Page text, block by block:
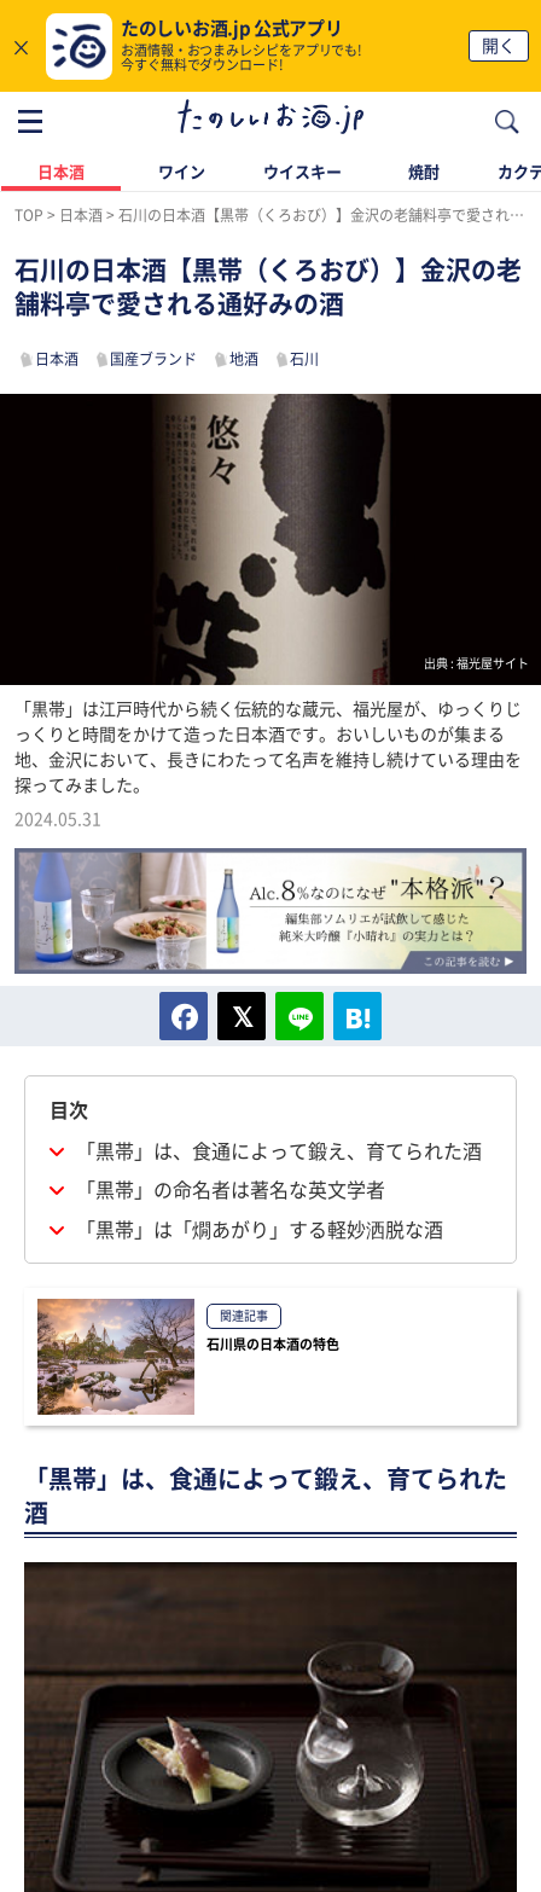
×
たのしいお酒.jp 公式アプリ
お酒情報・おつまみレシピをアプリでも!
今すぐ無料でダウンロード!
開く
日本酒 ワイン ウイスキー 焼酎 カク
TOP 日本酒 石川の日本酒【黒帯（くろおび）】金沢の老舗料亭で愛される通好みの酒
石川の日本酒【黒帯（くろおび）】金沢の老
舗料亭で愛される通好みの酒
日本酒 国産ブランド 地酒 石川
出典 : 福光屋サイト
「黒帯」は江戸時代から続く伝統的な蔵元、福光屋が、ゆっくりじ
っくりと時間をかけて造った日本酒です。おいしいものが集まる
地、金沢において、長きにわたって名声を維持し続けている理由を
探ってみました。
2024.05.31
目次
「黒帯」は、食通によって鍛え、育てられた酒
「黒帯」の命名者は著名な英文学者
「黒帯」は「燗あがり」する軽妙洒脱な酒
関連記事
石川県の日本酒の特色
「黒帯」は、食通によって鍛え、育てられた
酒